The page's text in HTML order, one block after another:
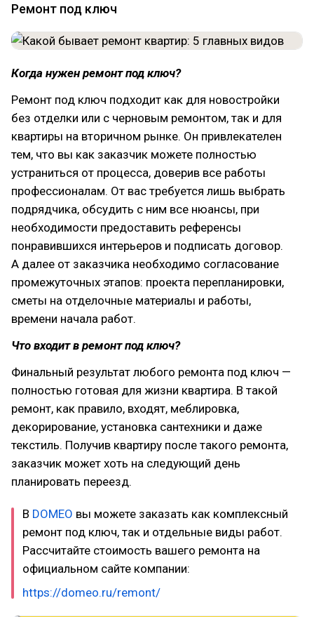
Ремонт под ключ
Когда нужен ремонт под ключ?
Ремонт под ключ подходит как для новостройки
без отделки или с черновым ремонтом, так и для
квартиры на вторичном рынке. Он привлекателен
тем, что вы как заказчик можете полностью
устраниться от процесса, доверив все работы
профессионалам. От вас требуется лишь выбрать
подрядчика, обсудить с ним все нюансы, при
необходимости предоставить референсы
понравившихся интерьеров и подписать договор.
А далее от заказчика необходимо согласование
промежуточных этапов: проекта перепланировки,
сметы на отделочные материалы и работы,
времени начала работ.
Что входит в ремонт под ключ?
Финальный результат любого ремонта под ключ —
полностью готовая для жизни квартира. В такой
ремонт, как правило, входят, меблировка,
декорирование, установка сантехники и даже
текстиль. Получив квартиру после такого ремонта,
заказчик может хоть на следующий день
планировать переезд.
В DOMEO вы можете заказать как комплексный
ремонт под ключ, так и отдельные виды работ.
Рассчитайте стоимость вашего ремонта на
официальном сайте компании:
https://domeo.ru/remont/